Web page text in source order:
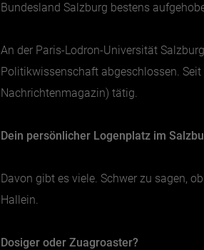
BEITRÄGE IN MEINER NÄHE
Bundesland Salzburg bestens
An der Paris-Lodron-Universität
Politikwissenschaft abgeschlossen. Seit
Nachrichtenmagazin) tätig.
Dein persönlicher Logenplatz im
Davon gibt es viele. Schwer zu sagen,
Hallein.
Dosiger oder Zuagroaster?